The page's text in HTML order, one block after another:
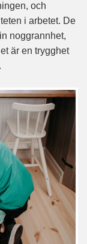
och
i arbetet. De
noggrannhet,
är en trygghet